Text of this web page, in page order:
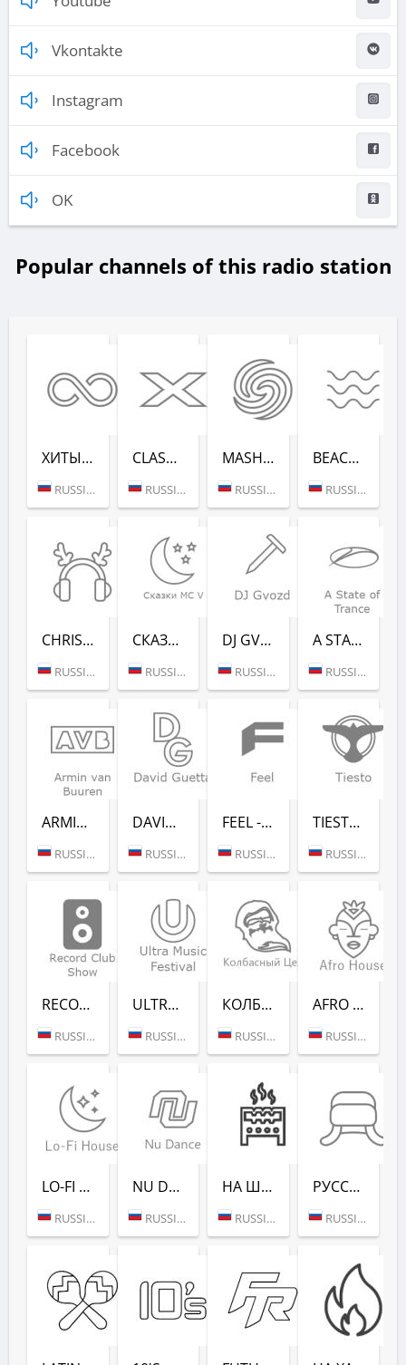
Vkontakte
Instagram
Facebook
OK
Popular channels of this radio station
ХИТЫ ВСЕХ ВРЕ­МЕН (RADIO RECORD)
RUSSIA (MOSCOW)
CLASSIX (RADIO RECORD)
RUSSIA (MOSCOW)
MASHUP (РАДИО РЕКОРД)
RUSSIA (MOSCOW)
BEACH PARTY (РАДИО РЕКОРД)
RUSSIA (SAINT PETERSBURG)
CHRISTMAS CHILL (РАДИО РЕКОРД)
RUSSIA (MOSCOW)
СКАЗ­КИ MC V (РАДИО РЕКОРД)
RUSSIA (MOSCOW)
DJ GVOZD - RADIO RECORD
RUSSIA (MOSCOW)
A STATE OF TRANCE - RADIO RECORD
RUSSIA (MOSCOW)
ARMIN VAN BUUREN - RADIO RECORD
RUSSIA (MOSCOW)
DAVID GUETTA - RADIO RECORD
RUSSIA (MOSCOW)
FEEL - RADIO RECORD
RUSSIA (MOSCOW)
TIESTO - RADIO RECORD
RUSSIA (MOSCOW)
RECORD CLUB SHOW - RADIO RECORD
RUSSIA (MOSCOW)
ULTRA MUSIC FESTIVAL - РАДИО РЕКОРД
RUSSIA (MOSCOW)
КОЛБАСНЫЙ ЦЕХ (РАДИО РЕКОРД)
RUSSIA (MOSCOW)
AFRO HOUSE (РАДИО РЕКОРД)
RUSSIA (MOSCOW)
LO-FI HOUSE (РАДИО РЕКОРД)
RUSSIA (MOSCOW)
NU DANCE (РАДИО РЕКОРД)
RUSSIA (MOSCOW)
НА ШАШЛЫКИ (РАДИО РЕКОРД)
RUSSIA (SAINT PETERSBURG)
РУССКАЯ ЗИМА (РАДИО РЕКОРД)
RUSSIA (MOSCOW)